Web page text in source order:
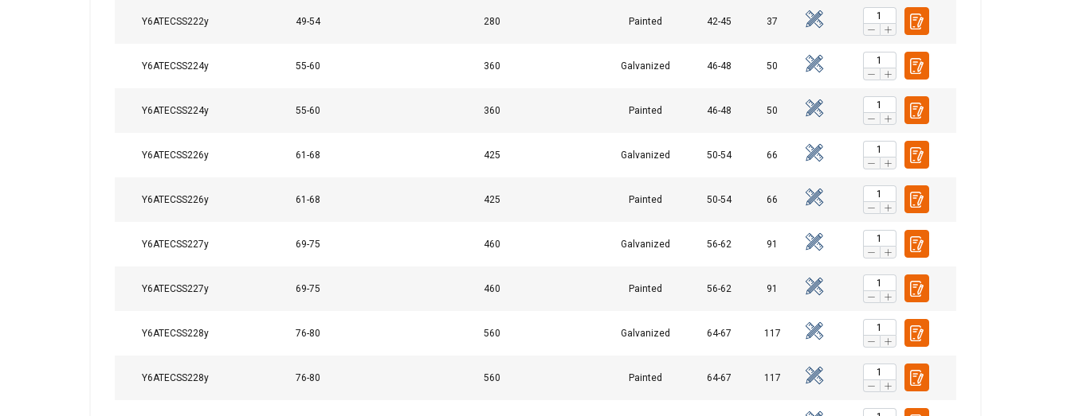
Y6ATECSS222y 49-54 280 Painted 42-45 37
Y6ATECSS224y 55-60 360 Galvanized 46-48 50
Y6ATECSS224y 55-60 360 Painted 46-48 50
Y6ATECSS226y 61-68 425 Galvanized 50-54 66
Y6ATECSS226y 61-68 425 Painted 50-54 66
Y6ATECSS227y 69-75 460 Galvanized 56-62 91
Y6ATECSS227y 69-75 460 Painted 56-62 91
Y6ATECSS228y 76-80 560 Galvanized 64-67 117
Y6ATECSS228y 76-80 560 Painted 64-67 117
SPANISH
quienes pueden combinarla con otra información que les haya proporcionado o que hayan recopilado a
necesarias
ACEPTAR TODO
RECHAZAR TODO
MOSTRAR DETALLES
Politica cookies